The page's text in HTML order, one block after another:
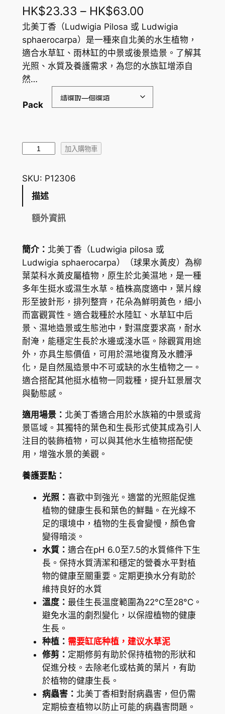
HK$23.33 – HK$63.00價
格
範
圍
H
H
K
$
6
3
.
0
0
北美丁香（Ludwigia Pilosa 或 Ludwigia
sphaerocarpa）是一種來自北美的水生植物，
適合水草缸、雨林缸的中景或後景造景。了解其
光照、水質及養護需求，為您的水族缸增添自
然…
Pack
丁
香
i
g
i
a
P
i
l
o
s
a
(
L
u
d
w
i
i
加入購物車
SKU: P12306
描述
額外資訊
簡介： 北美丁香（Ludwigia pilosa 或
Ludwigia sphaerocarpa）（球果水黃皮）為柳
葉菜科水黃皮屬植物，原生於北美濕地，是一種
多年生挺水或濕生水草。植株高度適中，葉片線
形至披針形，排列整齊，花朵為鮮明黃色，細小
而富觀賞性。適合栽種於水陸缸、水草缸中后
景、濕地造景或生態池中，對濕度要求高，耐水
耐淹，能穩定生長於水邊或淺水區。除觀賞用途
外，亦具生態價值，可用於濕地復育及水體淨
化，是自然風造景中不可或缺的水生植物之一。
適合搭配其他挺水植物一同栽種，提升缸景層次
與動態感。
適用場景： 北美丁香適合用於水族箱的中景或背
景區域。其獨特的葉色和生長形式使其成為引人
注目的裝飾植物，可以與其他水生植物搭配使
用，增強水景的美觀。
養護要點：
光照： 喜歡中到強光。適當的光照能促進
植物的健康生長和葉色的鮮豔。在光線不
足的環境中，植物的生長會變慢，顏色會
變得暗淡。
水質： 適合在pH 6.0至7.5的水質條件下生
長。保持水質清潔和穩定的營養水平對植
物的健康至關重要。定期更換水分有助於
維持良好的水質
溫度： 最佳生長溫度範圍為22°C至28°C。
避免水溫的劇烈變化，以保證植物的健康
生長。
种植： 需要缸底种植，建议水草泥
修剪： 定期修剪有助於保持植物的形狀和
促進分枝。去除老化或枯黃的葉片，有助
於植物的健康生長。
病蟲害： 北美丁香相對耐病蟲害，但仍需
定期檢查植物以防止可能的病蟲害問題。